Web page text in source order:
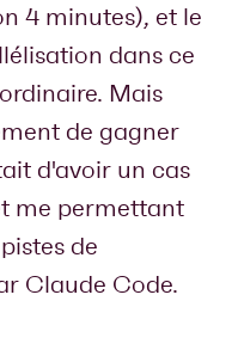
4 minutes), et le
dans ce
Mais
de gagner
d'avoir un cas
me permettant
de
Claude Code.